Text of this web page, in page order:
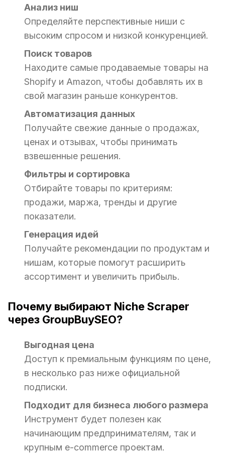
Анализ ниш
Определяйте перспективные ниши с
высоким спросом и низкой конкуренцией.
Поиск товаров
Находите самые продаваемые товары на
Shopify и Amazon, чтобы добавлять их в
свой магазин раньше конкурентов.
Автоматизация данных
Получайте свежие данные о продажах,
ценах и отзывах, чтобы принимать
взвешенные решения.
Фильтры и сортировка
Отбирайте товары по критериям:
продажи, маржа, тренды и другие
показатели.
Генерация идей
Получайте рекомендации по продуктам и
нишам, которые помогут расширить
ассортимент и увеличить прибыль.
Почему выбирают Niche Scraper
через GroupBuySEO?
Выгодная цена
Доступ к премиальным функциям по цене,
в несколько раз ниже официальной
подписки.
Подходит для бизнеса любого размера
Инструмент будет полезен как
начинающим предпринимателям, так и
крупным e-commerce проектам.